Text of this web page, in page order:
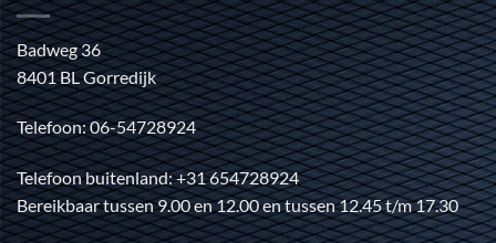
Badweg 36
8401 BL Gorredijk
Telefoon: 06-54728924
Telefoon buitenland: +31 654728924
Bereikbaar tussen 9.00 en 12.00 en tussen 12.45 t/m 17.30